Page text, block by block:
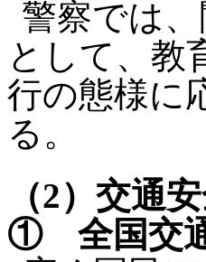
警察では
として、教
行の態様に
る。
（2）交通
① 全国交